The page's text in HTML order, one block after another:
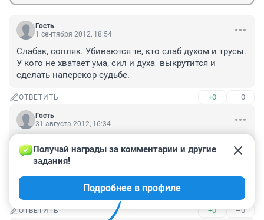
Гость
1 сентября 2012, 18:54
Слабак, сопляк. Убиваются те, кто слаб духом и трусы.
У кого не хватает ума, сил и духа  выкрутится и
сделать наперекор судьбе.
ОТВЕТИТЬ +0 –0
Гость
31 августа 2012, 16:34
Дружино".
Неплохо сохранился, если в 33 за 20-летнего приняли.
И чего прыгать, многие девушки бы позавидовали
таким -13 годам.
ОТВЕТИТЬ +0 –0
Получай награды за комментарии и другие
задания!
Подробнее в профиле